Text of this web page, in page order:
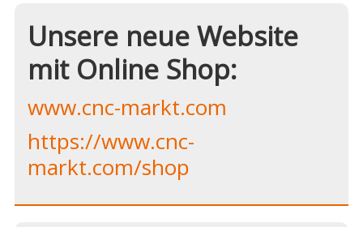
Unsere neue Website
mit Online Shop:
www.cnc-markt.com
https://www.cnc-
markt.com/shop